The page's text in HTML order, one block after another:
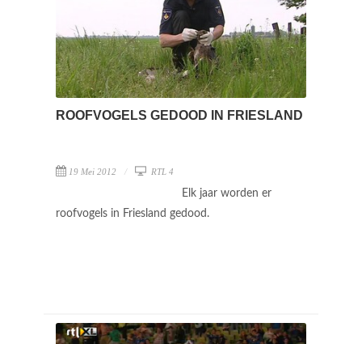
ROOFVOGELS GEDOOD IN FRIESLAND
19 Mei 2012 RTL 4
Elk jaar worden er
roofvogels in Friesland gedood.